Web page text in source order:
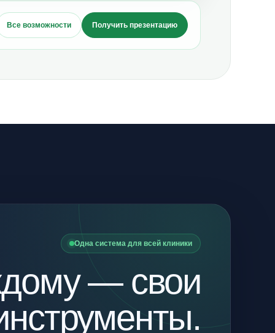
Все возможности Получить презентацию
Одна система для всей клиники
— свои